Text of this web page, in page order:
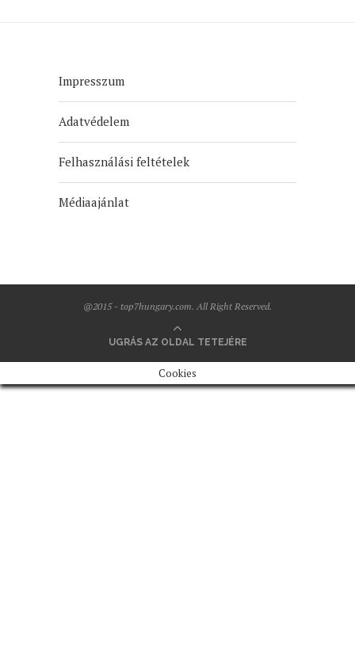
Impresszum
Adatvédelem
Felhasználási feltételek
Médiaajánlat
@2015 - top7hungary.com. All Right Reserved.
UGRÁS AZ OLDAL TETEJÉRE
Cookies